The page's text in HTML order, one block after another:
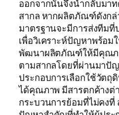
ออกจากนั้นจึงนำกลับมา
สากล หากผลิตภัณฑ์ดังกล่
มาตรฐานจะมีการส่งทีม
เพื่อวิเคราะห์ปัญหาพร้อม
พัฒนาผลิตภัณฑ์ให้มีคุณภ
ตามสากลโดยที่ผ่านมาปั
ประกอบการเลือกใช้วัตถุ
ได้คุณภาพ มีสารตกค้างต่
กระบวนการย้อมที่ไม่คงที่